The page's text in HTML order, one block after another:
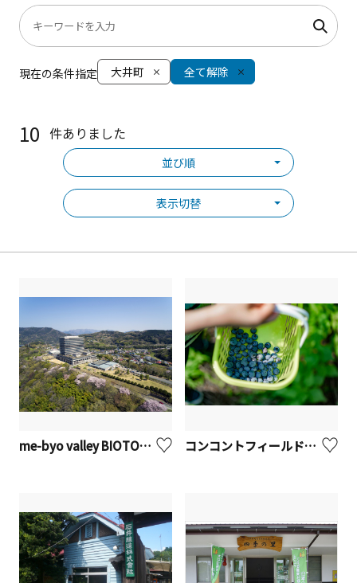
現在の条件指定 大井町 全て解除
10 件ありました
並び順
表示切替
me-byo valley BIOTOPIA（ビオトピア）【大井町】 コンコントフィールド（ブルーベリーガーデン旭）